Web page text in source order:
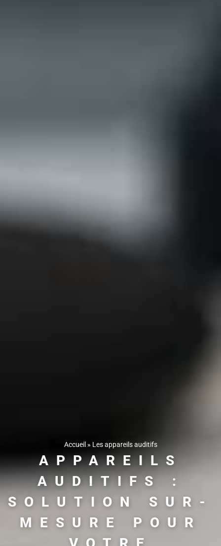
Accueil» Les appareils auditifs
APPAREILS
AUDITIFS :
SOLUTION SUR-
MESURE POUR